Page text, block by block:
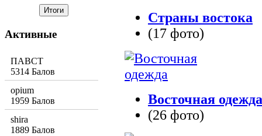
Страны востока
(17 фото)
Восточная одежда
(26 фото)
Активные
ПАВСТ
5314 Балов
opium
1959 Балов
shira
1889 Балов